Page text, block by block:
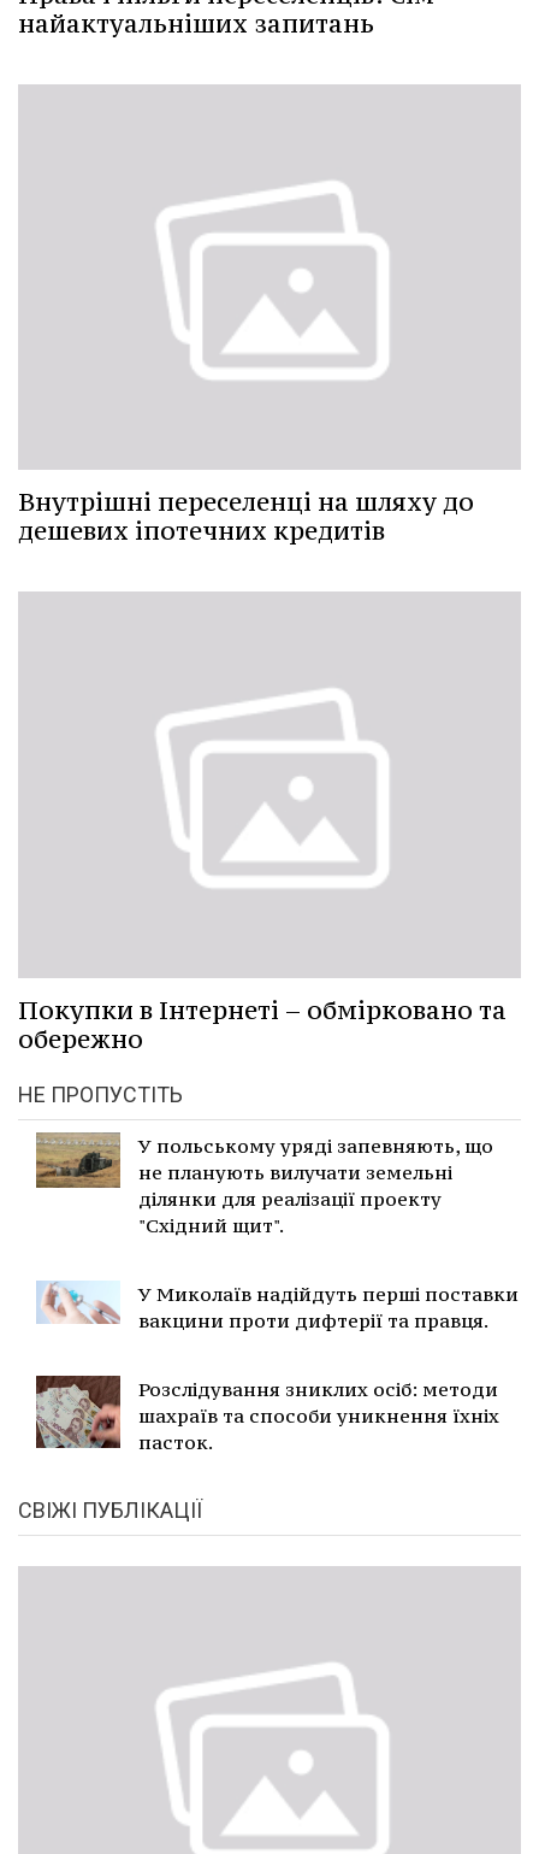
найактуальніших запитань
Внутрішні переселенці на шляху до
дешевих іпотечних кредитів
Покупки в Інтернеті – обмірковано та
обережно
НЕ ПРОПУСТІТЬ
У польському уряді запевняють, що
не планують вилучати земельні
ділянки для реалізації проекту
"Східний щит".
У Миколаїв надійдуть перші поставки
вакцини проти дифтерії та правця.
Розслідування зниклих осіб: методи
шахраїв та способи уникнення їхніх
пасток.
СВІЖІ ПУБЛІКАЦІЇ